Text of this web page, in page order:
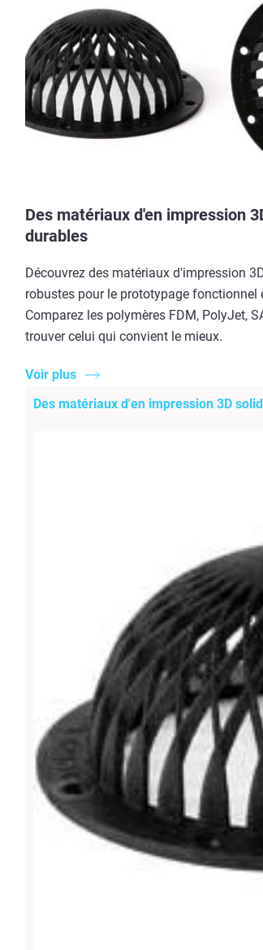
Des matériaux d'en impression
durables
Découvrez des matériaux d'impression
robustes pour le prototypage fonctionnel
Comparez les polymères FDM, PolyJet,
trouver celui qui convient le mieux.
Voir plus
Des matériaux d'en impression 3D